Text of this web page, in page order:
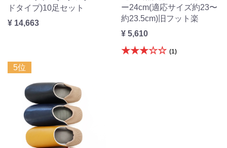
ドタイプ)10足セット
¥ 14,663
ー24cm(適応サイズ約23〜
約23.5cm)旧フット楽
¥ 5,610
★★★☆☆ (1)
5位